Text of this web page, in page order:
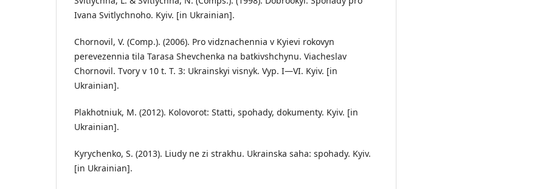
Ivana Svitlychnoho. Kyiv. [in Ukrainian].
Chornovil, V. (Comp.). (2006). Pro vidznachennia v Kyievi rokovyn
perevezennia tila Tarasa Shevchenka na batkivshchynu. Viacheslav
Chornovil. Tvory v 10 t. T. 3: Ukrainskyi visnyk. Vyp. I—VI. Kyiv. [in
Ukrainian].
Plakhotniuk, M. (2012). Kolovorot: Statti, spohady, dokumenty. Kyiv. [in
Ukrainian].
Kyrychenko, S. (2013). Liudy ne zi strakhu. Ukrainska saha: spohady. Kyiv.
[in Ukrainian].